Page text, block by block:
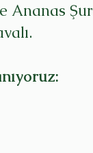
Ananas